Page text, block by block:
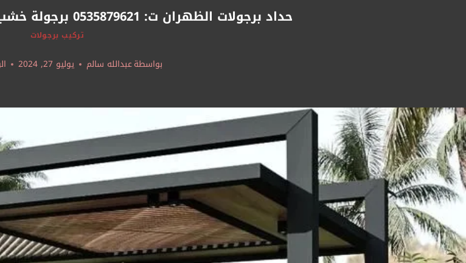
حداد برجولات الظهران ت: 0535879621 برجولة خشب الدمام – برجولة قماش الراكة
تركيب برجولات
بواسطةعبدالله سالم يوليو 27, 2024